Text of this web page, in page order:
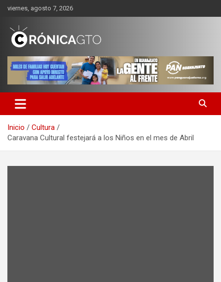
Saltar
contenido
viernes, agosto 7, 2026
CRONICA GUANAJUATO
Inicio
Cultura
Caravana Cultural festejará a los Niños en el mes de Abril